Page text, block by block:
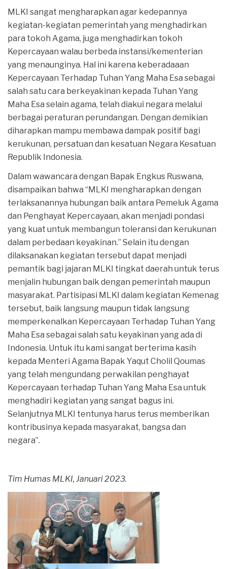
MLKI sangat mengharapkan agar kedepannya
kegiatan-kegiatan pemerintah yang menghadirkan
para tokoh Agama, juga menghadirkan tokoh
Kepercayaan walau berbeda instansi/kementerian
yang menaunginya. Hal ini karena keberadaaan
Kepercayaan Terhadap Tuhan Yang Maha Esa sebagai
salah satu cara berkeyakinan kepada Tuhan Yang
Maha Esa selain agama, telah diakui negara melalui
berbagai peraturan perundangan. Dengan demikian
diharapkan mampu membawa dampak positif bagi
kerukunan, persatuan dan kesatuan Negara Kesatuan
Republik Indonesia.
Dalam wawancara dengan Bapak Engkus Ruswana,
disampaikan bahwa “MLKI mengharapkan dengan
terlaksanannya hubungan baik antara Pemeluk Agama
dan Penghayat Kepercayaan, akan menjadi pondasi
yang kuat untuk membangun toleransi dan kerukunan
dalam perbedaan keyakinan.” Selain itu dengan
dilaksanakan kegiatan tersebut dapat menjadi
pemantik bagi jajaran MLKI tingkat daerah untuk terus
menjalin hubungan baik dengan pemerintah maupun
masyarakat. Partisipasi MLKI dalam kegiatan Kemenag
tersebut, baik langsung maupun tidak langsung
memperkenalkan Kepercayaan Terhadap Tuhan Yang
Maha Esa sebagai salah satu keyakinan yang ada di
Indonesia. Untuk itu kami sangat berterima kasih
kepada Menteri Agama Bapak Yaqut Cholil Qoumas
yang telah mengundang perwakilan penghayat
Kepercayaan terhadap Tuhan Yang Maha Esa untuk
menghadiri kegiatan yang sangat bagus ini.
Selanjutnya MLKI tentunya harus terus memberikan
kontribusinya kepada masyarakat, bangsa dan
negara”.
Tim Humas MLKI, Januari 2023.